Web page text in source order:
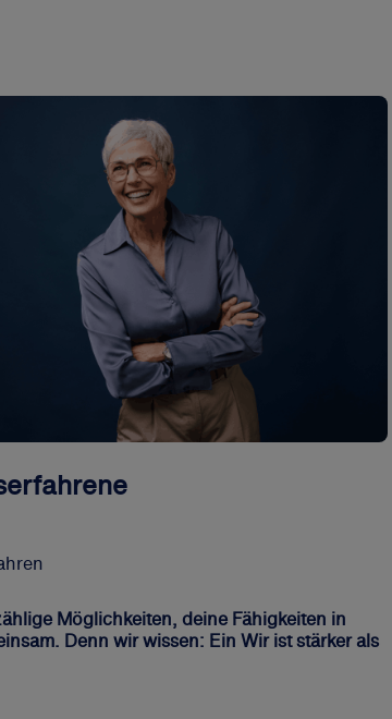
Möglichkeiten, deine Fähigkeiten in
Denn wir wissen: Ein Wir ist stärker als